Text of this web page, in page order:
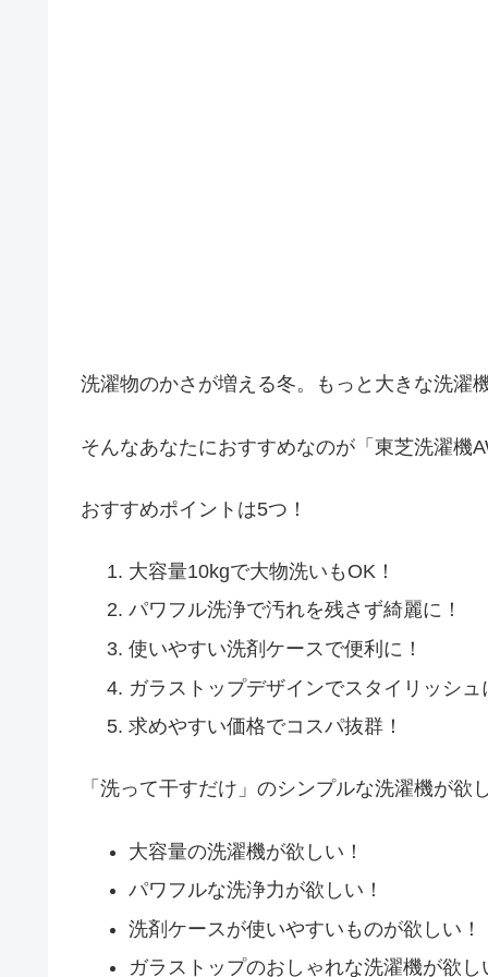
洗濯物のかさが増える冬。もっと大きな洗
そんなあなたにおすすめなのが「東芝洗濯機
おすすめポイントは5つ！
大容量10kgで大物洗いもOK！
パワフル洗浄で汚れを残さず綺麗に！
使いやすい洗剤ケースで便利に！
ガラストップデザインでスタイリッシュ
求めやすい価格でコスパ抜群！
「洗って干すだけ」のシンプルな洗濯機が欲
大容量の洗濯機が欲しい！
パワフルな洗浄力が欲しい！
洗剤ケースが使いやすいものが欲しい！
ガラストップのおしゃれな洗濯機が欲し